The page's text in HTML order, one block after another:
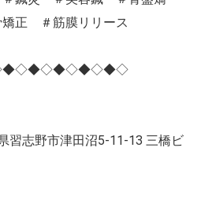
正 ＃筋膜リリース
習志野市津田沼5-11-13 三橋ビ